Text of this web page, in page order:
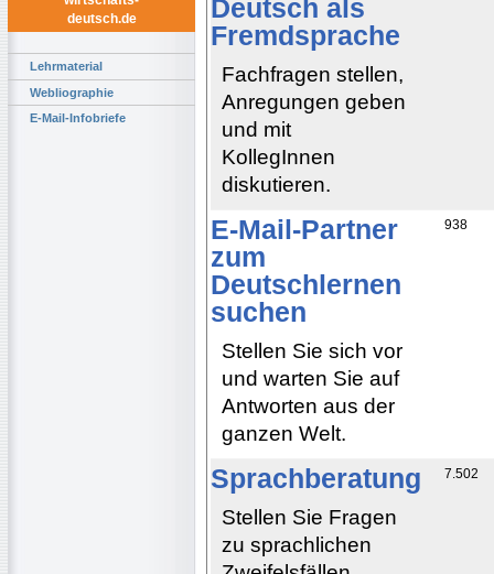
deutsch.de
Lehrmaterial
Webliographie
E-Mail-Infobriefe
Deutsch als
Fremdsprache
Fachfragen stellen,
Anregungen geben
und mit
KollegInnen
diskutieren.
938
E-Mail-Partner
zum
Deutschlernen
suchen
Stellen Sie sich vor
und warten Sie auf
Antworten aus der
ganzen Welt.
7.502
Sprachberatung
Stellen Sie Fragen
zu sprachlichen